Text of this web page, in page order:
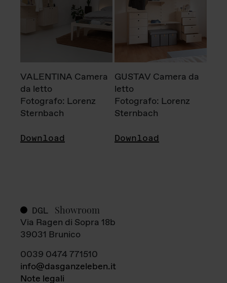
VALENTINA Camera
da letto
Fotografo: Lorenz
Sternbach
Download
GUSTAV Camera da
letto
Fotografo: Lorenz
Sternbach
Download
DGL Showroom
Via Ragen di Sopra 18b
39031 Brunico
0039 0474 771510
info@dasganzeleben.it
Note legali